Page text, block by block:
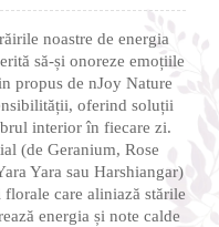
noastre de energia
să-și onoreze emoțiile
propus de nJoy Nature
oferind soluții
interior în fiecare zi.
(de Geranium, Rose
Yara sau Harshiangar)
care aliniază stările
energia și note calde